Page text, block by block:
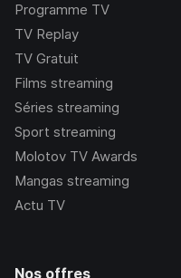
Programme TV
TV Replay
TV Gratuit
Films streaming
Séries streaming
Sport streaming
Molotov TV Awards
Mangas streaming
Actu TV
Nos offres